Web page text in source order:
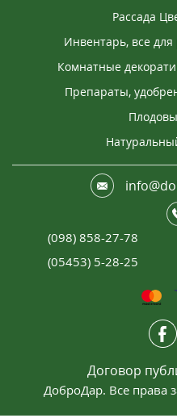
Рассада
Инвентарь, все для
Комнатные
Препараты,
(098) 858-27-78
(05453) 5-28-25
Договор
ДоброДар. Все